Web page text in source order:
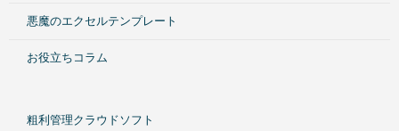
悪魔のエクセルテンプレート
お役立ちコラム
粗利管理クラウドソフト